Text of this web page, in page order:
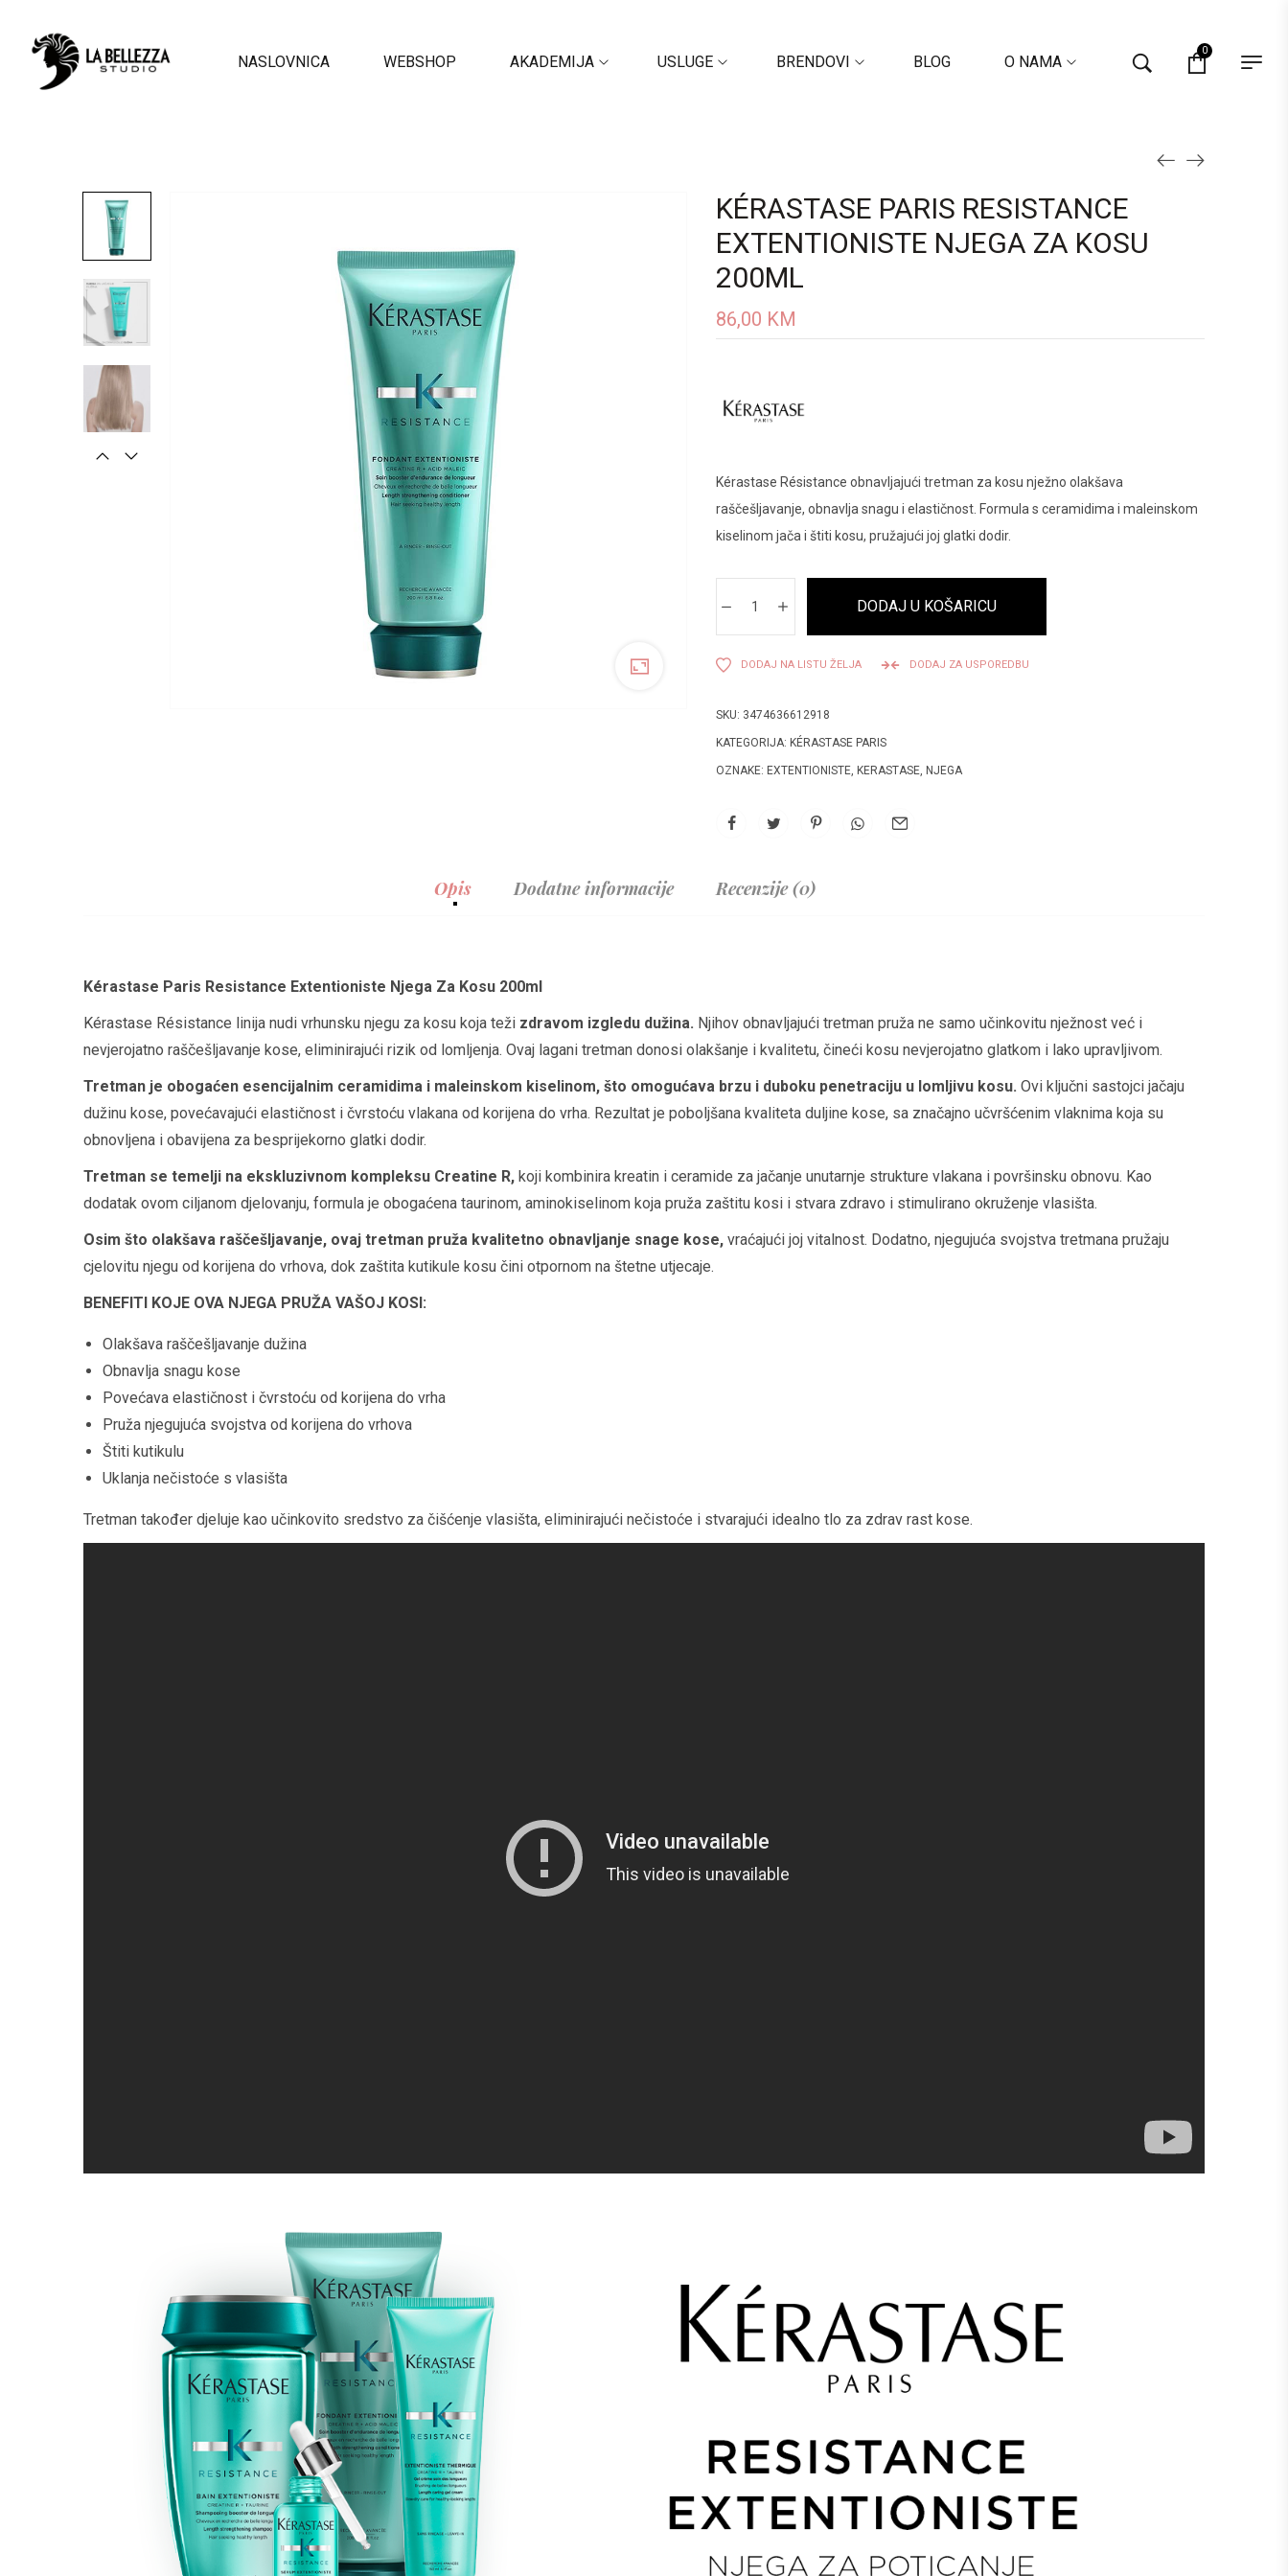
NASLOVNICA WEBSHOP AKADEMIJA USLUGE BRENDOVI BLOG O NAMA
0
KÉRASTASE PARIS RESISTANCE
EXTENTIONISTE NJEGA ZA KOSU
200ML
86,00 KM
Kérastase Résistance obnavljajući tretman za kosu nježno olakšava
raščešljavanje, obnavlja snagu i elastičnost. Formula s ceramidima i maleinskom
kiselinom jača i štiti kosu, pružajući joj glatki dodir.
DODAJ U KOŠARICU
DODAJ NA LISTU ŽELJA DODAJ ZA USPOREDBU
SKU: 3474636612918
KATEGORIJA: KÉRASTASE PARIS
OZNAKE: EXTENTIONISTE, KERASTASE, NJEGA
Opis Dodatne informacije Recenzije (0)
Kérastase Paris Resistance Extentioniste Njega Za Kosu 200ml
Kérastase Résistance linija nudi vrhunsku njegu za kosu koja teži zdravom izgledu dužina. Njihov obnavljajući tretman pruža ne samo učinkovitu nježnost već i
nevjerojatno raščešljavanje kose, eliminirajući rizik od lomljenja. Ovaj lagani tretman donosi olakšanje i kvalitetu, čineći kosu nevjerojatno glatkom i lako upravljivom.
Tretman je obogaćen esencijalnim ceramidima i maleinskom kiselinom, što omogućava brzu i duboku penetraciju u lomljivu kosu. Ovi ključni sastojci jačaju
dužinu kose, povećavajući elastičnost i čvrstoću vlakana od korijena do vrha. Rezultat je poboljšana kvaliteta duljine kose, sa značajno učvršćenim vlaknima koja su
obnovljena i obavijena za besprijekorno glatki dodir.
Tretman se temelji na ekskluzivnom kompleksu Creatine R, koji kombinira kreatin i ceramide za jačanje unutarnje strukture vlakana i površinsku obnovu. Kao
dodatak ovom ciljanom djelovanju, formula je obogaćena taurinom, aminokiselinom koja pruža zaštitu kosi i stvara zdravo i stimulirano okruženje vlasišta.
Osim što olakšava raščešljavanje, ovaj tretman pruža kvalitetno obnavljanje snage kose, vraćajući joj vitalnost. Dodatno, njegujuća svojstva tretmana pružaju
cjelovitu njegu od korijena do vrhova, dok zaštita kutikule kosu čini otpornom na štetne utjecaje.
BENEFITI KOJE OVA NJEGA PRUŽA VAŠOJ KOSI:
Olakšava raščešljavanje dužina
Obnavlja snagu kose
Povećava elastičnost i čvrstoću od korijena do vrha
Pruža njegujuća svojstva od korijena do vrhova
Štiti kutikulu
Uklanja nečistoće s vlasišta
Tretman također djeluje kao učinkovito sredstvo za čišćenje vlasišta, eliminirajući nečistoće i stvarajući idealno tlo za zdrav rast kose.